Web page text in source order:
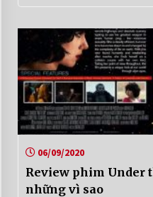
06/09/2020
Review phim Under
những vì sao